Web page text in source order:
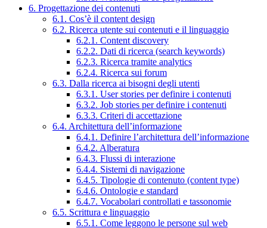
6. Progettazione dei contenuti
6.1. Cos’è il content design
6.2. Ricerca utente sui contenuti e il linguaggio
6.2.1. Content discovery
6.2.2. Dati di ricerca (search keywords)
6.2.3. Ricerca tramite analytics
6.2.4. Ricerca sui forum
6.3. Dalla ricerca ai bisogni degli utenti
6.3.1. User stories per definire i contenuti
6.3.2. Job stories per definire i contenuti
6.3.3. Criteri di accettazione
6.4. Architettura dell’informazione
6.4.1. Definire l’architettura dell’informazione
6.4.2. Alberatura
6.4.3. Flussi di interazione
6.4.4. Sistemi di navigazione
6.4.5. Tipologie di contenuto (content type)
6.4.6. Ontologie e standard
6.4.7. Vocabolari controllati e tassonomie
6.5. Scrittura e linguaggio
6.5.1. Come leggono le persone sul web